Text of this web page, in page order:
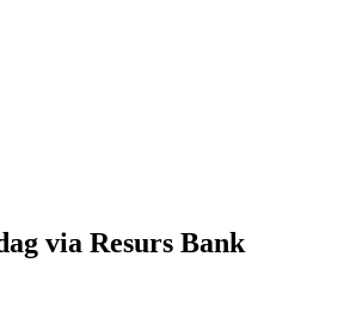
via Resurs Bank